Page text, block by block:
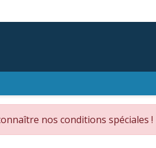
nos conditions spéciales !